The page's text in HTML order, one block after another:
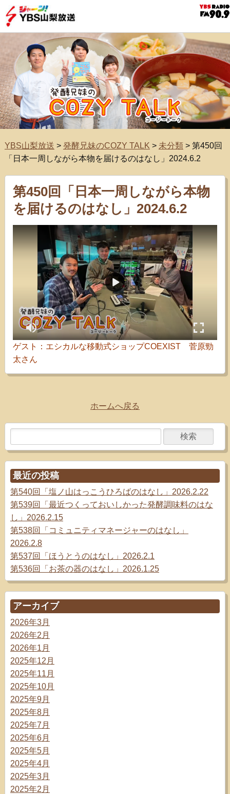
YBS山梨放送 > 発酵兄妹のCOZY TALK > 未分類> 第450回
「日本一周しながら本物を届けるのはなし」2024.6.2
第450回「日本一周しながら本物
を届けるのはなし」2024.6.2
ゲスト：エシカルな移動式ショップCOEXIST 菅原勁
太さん
ホームへ戻る
最近の投稿
第540回「塩ノ山はっこうひろばのはなし」2026.2.22
第539回「最近つくっておいしかった発酵調味料のはな
し」2026.2.15
第538回「コミュニティマネージャーのはなし」
2026.2.8
第537回「ほうとうのはなし」2026.2.1
第536回「お茶の器のはなし」2026.1.25
アーカイブ
2026年3月
2026年2月
2026年1月
2025年12月
2025年11月
2025年10月
2025年9月
2025年8月
2025年7月
2025年6月
2025年5月
2025年4月
2025年3月
2025年2月